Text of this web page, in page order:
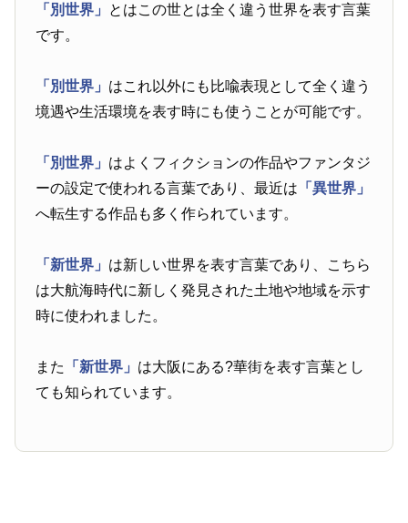
「別世界」 とはこの世とは全く違う世界を表す言葉
です。
「別世界」 はこれ以外にも比喩表現として全く違う
境遇や生活環境を表す時にも使うことが可能です。
「別世界」 はよくフィクションの作品やファンタジ
ーの設定で使われる言葉であり、最近は 「異世界」
へ転生する作品も多く作られています。
「新世界」 は新しい世界を表す言葉であり、こちら
は大航海時代に新しく発見された土地や地域を示す
時に使われました。
また 「新世界」 は大阪にある?華街を表す言葉とし
ても知られています。